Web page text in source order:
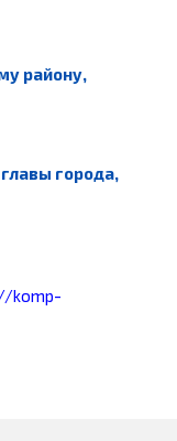
району,
города,
komp-